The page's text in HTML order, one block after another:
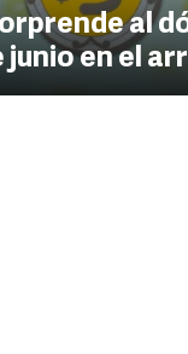
al
junio en el